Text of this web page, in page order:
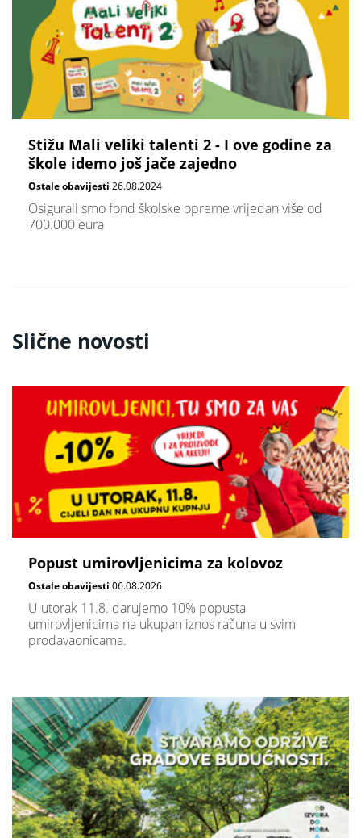
Stižu Mali veliki talenti 2 - I ove godine za
škole idemo još jače zajedno
Ostale obavijesti 26.08.2024
Osigurali smo fond školske opreme vrijedan više od
700.000 eura
Slične novosti
Popust umirovljenicima za kolovoz
Ostale obavijesti 06.08.2026
U utorak 11.8. darujemo 10% popusta
umirovljenicima na ukupan iznos računa u svim
prodavaonicama.